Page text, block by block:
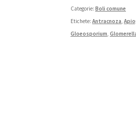
Categorie:Boli comune
Etichete:Antracnoza ,
Gloeosporium ,